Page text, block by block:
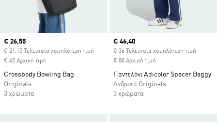
Current price
€ 26,55
€ 21,15 Τελευταία χαμηλότερη τιμή
€ 45 Αρχική τιμή
Crossbody Bowling Bag
Originals
3 χρώματα
Current price
€ 46,40
€ 36 Τελευταία χαμηλότερη τιμή
€ 80 Αρχική τιμή
Παντελόνι Adicolor Spacer Baggy
Ανδρικά Originals
3 χρώματα